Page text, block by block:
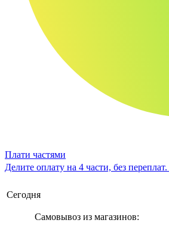
Плати частями
Делите оплату на 4 части, без переплат.
Сегодня
Самовывоз из магазинов: